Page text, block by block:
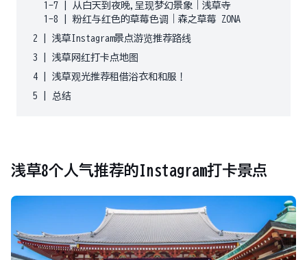
1-7
从白天到夜晚,呈现梦幻景象｜浅草寺
1-8
粉红与红色的草莓色调｜森之草莓 ZONA
2
浅草Instagram景点游览推荐路线
3
浅草网红打卡点地图
4
浅草观光推荐租借浴衣和和服！
5
总结
浅草8个人气推荐的Instagram打卡景点